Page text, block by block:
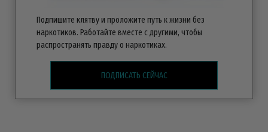
Подпишите клятву и проложите путь к жизни без
наркотиков. Работайте вместе с другими, чтобы
распространять правду о наркотиках.
ПОДПИСАТЬ СЕЙЧАС